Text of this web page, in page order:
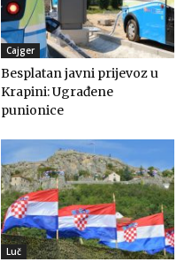
Cajger
Besplatan javni prijevoz u
Krapini: Ugrađene
punionice
Luč